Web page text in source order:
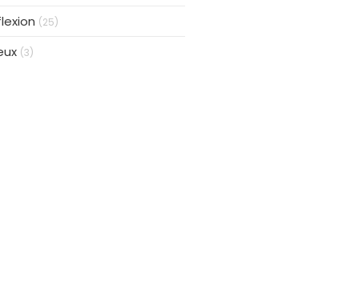
(25)
(3)